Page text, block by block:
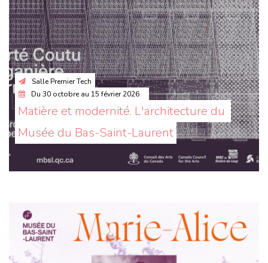
Salle Premier Tech
Du 30 octobreau 15 février 2026
Matière et modernité. L'architecture du
Musée du Bas-Saint-Laurent